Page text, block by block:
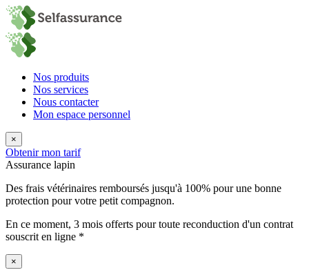
Nos produits
Nos services
Nous contacter
Mon espace personnel
×
Obtenir mon tarif
Assurance lapin
Des frais vétérinaires remboursés jusqu'à 100% pour une bonne
protection pour votre petit compagnon.
En ce moment, 3 mois offerts pour toute reconduction d'un contrat
souscrit en ligne *
×